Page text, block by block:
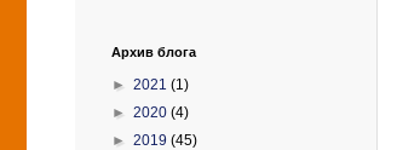
Архив блога
► 2021 (1)
► 2020 (4)
► 2019 (45)